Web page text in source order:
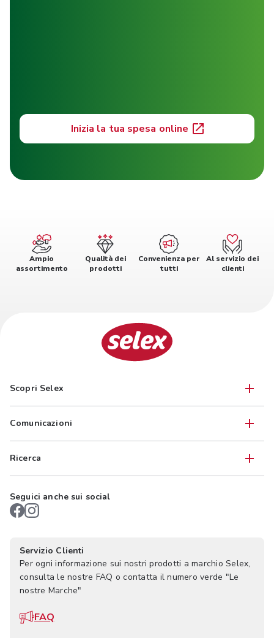
Inizia la tua spesa online
Ampio
assortimento
Qualità dei
prodotti
Convenienza per
tutti
Al servizio dei
clienti
Scopri Selex
Comunicazioni
Ricerca
Seguici anche sui social
Servizio Clienti
Per ogni informazione sui nostri prodotti a marchio Selex,
consulta le nostre FAQ o contatta il numero verde "Le
nostre Marche"
FAQ